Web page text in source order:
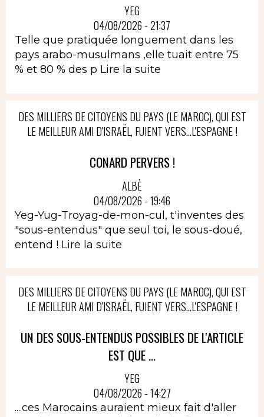
YEG
04/08/2026 - 21:37
Telle que pratiquée longuement dans les
pays arabo-musulmans ,elle tuait entre 75
% et 80 % des p Lire la suite
DES MILLIERS DE CITOYENS DU PAYS (LE MAROC), QUI EST
LE MEILLEUR AMI D'ISRAËL, FUIENT VERS...L'ESPAGNE !
CONARD PERVERS !
ALBÈ
04/08/2026 - 19:46
Yeg-Yug-Troyag-de-mon-cul, t'inventes des
"sous-entendus" que seul toi, le sous-doué,
entend ! Lire la suite
DES MILLIERS DE CITOYENS DU PAYS (LE MAROC), QUI EST
LE MEILLEUR AMI D'ISRAËL, FUIENT VERS...L'ESPAGNE !
UN DES SOUS-ENTENDUS POSSIBLES DE L'ARTICLE
EST QUE ...
YEG
04/08/2026 - 14:27
....ces Marocains auraient mieux fait d'aller